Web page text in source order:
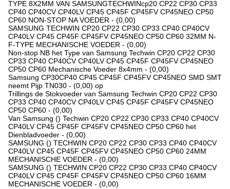
TYPE 8X2MM VAN SAMSUNGTECHWINcp20 CP22 CP30 CP33
CP40 CP40CV CP40LV CP45 CP45F CP45FV CP45NEO CP50
CP60 NON-STOP NA VOEDER - (0,00)
SAMSUNG TECHWIN CP20 CP22 CP30 CP33 CP40 CP40CV
CP40LV CP45 CP45F CP45FV CP45NEO CP50 CP60 32MM N-
F-TYPE MECHANISCHE VOEDER - (0,00)
Non-stop NB het Type van Samsung Techwin CP20 CP22 CP30
CP33 CP40 CP40CV CP40LV CP45 CP45F CP45FV CP45NEO
CP50 CP60 Mechanische Voeder 8x4mm - (0,00)
Samsung CP30CP40 CP45 CP45F CP45FV CP45NEO SMD SMT
neemt Pijp TN030 - (0,00) op
Trillings de Stokvoeder van Samsung Techwin CP20 CP22 CP30
CP33 CP40 CP40CV CP40LV CP45 CP45F CP45FV CP45NEO
CP50 CP60 - (0,00)
Van Samsung () Techwin CP20 CP22 CP30 CP33 CP40 CP40CV
CP40LV CP45 CP45F CP45FV CP45NEO CP50 CP60 het
Dienbladvoeder - (0,00)
SAMSUNG () TECHWIN CP20 CP22 CP30 CP33 CP40 CP40CV
CP40LV CP45 CP45F CP45FV CP45NEO CP50 CP60 24MM
MECHANISCHE VOEDER - (0,00)
SAMSUNG () TECHWIN CP20 CP22 CP30 CP33 CP40 CP40CV
CP40LV CP45 CP45F CP45FV CP45NEO CP50 CP60 16MM
MECHANISCHE VOEDER - (0,00)